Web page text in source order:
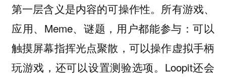
第一层含义是内容的可操作性。所有游戏、
应用、Meme、谜题，用户都能参与：可以
触摸屏幕指挥光点聚散，可以操作虚拟手柄
玩游戏，还可以设置测验选项。Loopit还会